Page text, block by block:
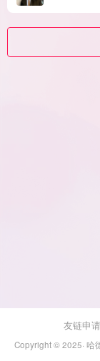
友链申请
Copyright © 2025· 哈